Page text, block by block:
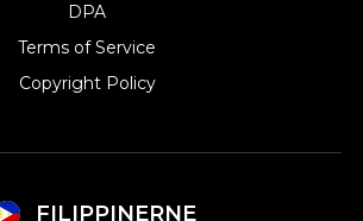
DPA
Terms of Service
Copyright Policy‎
FILIPPINERNE